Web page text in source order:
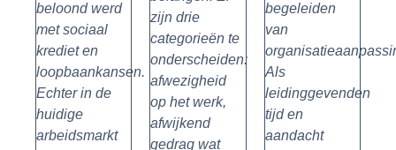
beloond werd
met sociaal
krediet en
loopbaankansen.
Echter in de
huidige
arbeidsmarkt
zijn drie
categorieën te
onderscheiden:
afwezigheid
op het werk,
afwijkend
gedrag wat
begeleiden
van
Als
leidinggevenden
tijd en
aandacht